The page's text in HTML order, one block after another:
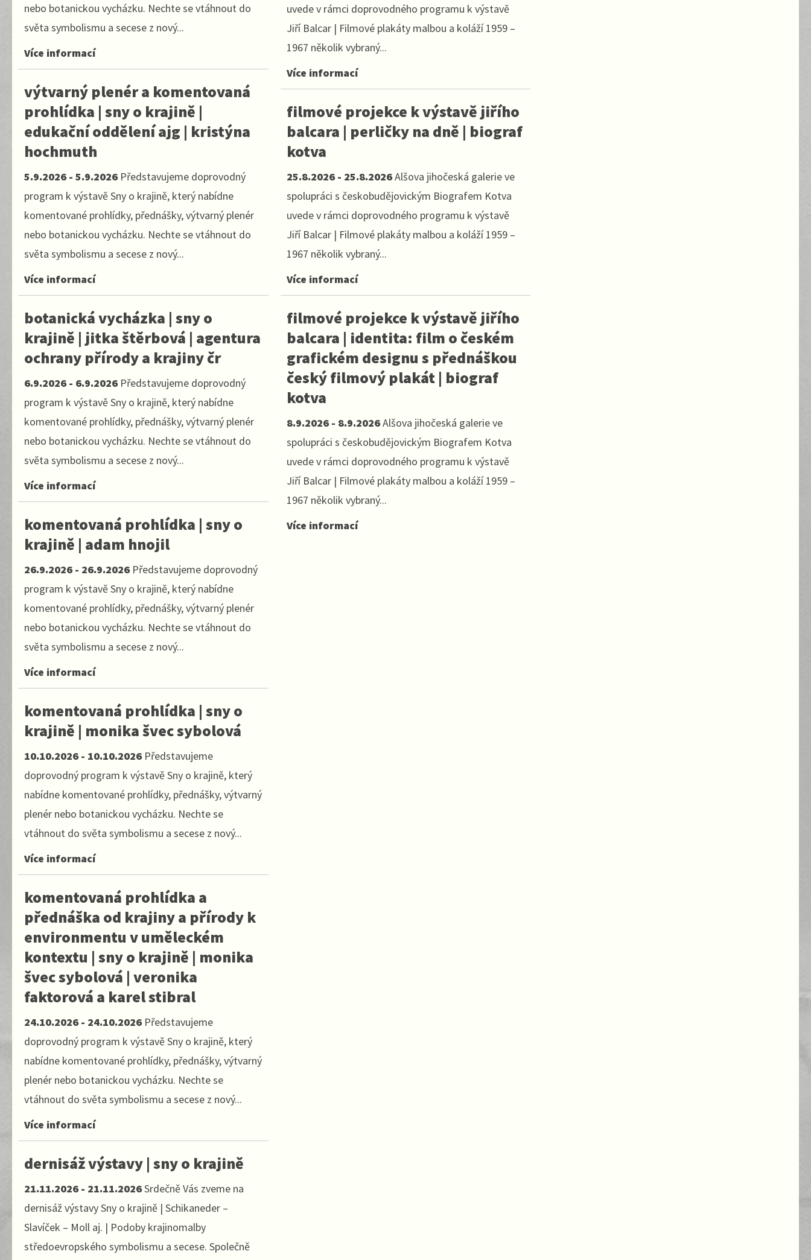
nebo botanickou vycházku. Nechte se vtáhnout do
světa symbolismu a secese z nový...
Více informací
výtvarný plenér a komentovaná
prohlídka | sny o krajině |
edukační oddělení ajg | kristýna
hochmuth
5.9.2026 - 5.9.2026 Představujeme doprovodný
program k výstavě Sny o krajině, který nabídne
komentované prohlídky, přednášky, výtvarný plenér
nebo botanickou vycházku. Nechte se vtáhnout do
světa symbolismu a secese z nový...
Více informací
botanická vycházka | sny o
krajině | jitka štěrbová | agentura
ochrany přírody a krajiny čr
6.9.2026 - 6.9.2026 Představujeme doprovodný
program k výstavě Sny o krajině, který nabídne
komentované prohlídky, přednášky, výtvarný plenér
nebo botanickou vycházku. Nechte se vtáhnout do
světa symbolismu a secese z nový...
Více informací
komentovaná prohlídka | sny o
krajině | adam hnojil
26.9.2026 - 26.9.2026 Představujeme doprovodný
program k výstavě Sny o krajině, který nabídne
komentované prohlídky, přednášky, výtvarný plenér
nebo botanickou vycházku. Nechte se vtáhnout do
světa symbolismu a secese z nový...
Více informací
komentovaná prohlídka | sny o
krajině | monika švec sybolová
10.10.2026 - 10.10.2026 Představujeme
doprovodný program k výstavě Sny o krajině, který
nabídne komentované prohlídky, přednášky, výtvarný
plenér nebo botanickou vycházku. Nechte se
vtáhnout do světa symbolismu a secese z nový...
Více informací
komentovaná prohlídka a
přednáška od krajiny a přírody k
environmentu v uměleckém
kontextu | sny o krajině | monika
švec sybolová | veronika
faktorová a karel stibral
24.10.2026 - 24.10.2026 Představujeme
doprovodný program k výstavě Sny o krajině, který
nabídne komentované prohlídky, přednášky, výtvarný
plenér nebo botanickou vycházku. Nechte se
vtáhnout do světa symbolismu a secese z nový...
Více informací
dernisáž výstavy | sny o krajině
21.11.2026 - 21.11.2026Srdečně Vás zveme na
dernisáž výstavy Sny o krajině | Schikaneder –
Slavíček – Moll aj. | Podoby krajinomalby
středoevropského symbolismu a secese. Společně
uvede v rámci doprovodného programu k výstavě
Jiří Balcar | Filmové plakáty malbou a koláží 1959 –
1967 několik vybraný...
Více informací
filmové projekce k výstavě jiřího
balcara | perličky na dně | biograf
kotva
25.8.2026 - 25.8.2026Alšova jihočeská galerie ve
spolupráci s českobudějovickým Biografem Kotva
uvede v rámci doprovodného programu k výstavě
Jiří Balcar | Filmové plakáty malbou a koláží 1959 –
1967 několik vybraný...
Více informací
filmové projekce k výstavě jiřího
balcara | identita: film o českém
grafickém designu s přednáškou
český filmový plakát | biograf
kotva
8.9.2026 - 8.9.2026Alšova jihočeská galerie ve
spolupráci s českobudějovickým Biografem Kotva
uvede v rámci doprovodného programu k výstavě
Jiří Balcar | Filmové plakáty malbou a koláží 1959 –
1967 několik vybraný...
Více informací